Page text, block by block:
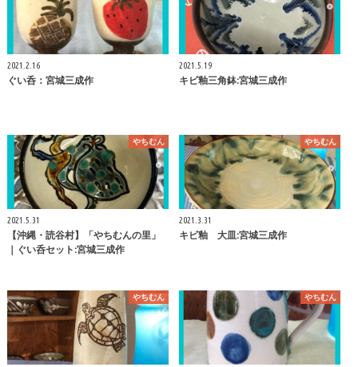
2021.2.16
ぐい呑：宮城三成作
2021.5.19
キビ釉三角鉢:宮城三成作
やちむん
2021.5.31
【沖縄・読谷村】「やちむんの里」
｜ぐい呑セット:宮城三成作
やちむん
2021.3.31
キビ釉 大皿:宮城三成作
やちむん やちむん